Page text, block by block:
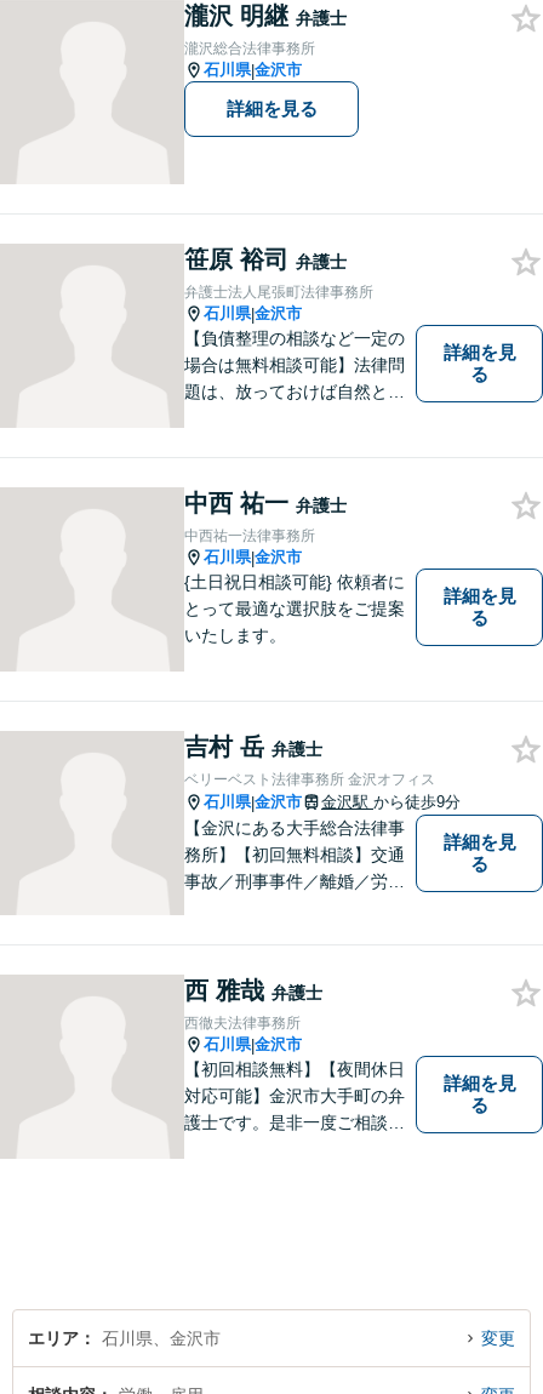
護士に話を聞いてもらうこと
でトラブル解決のきっかけを
つかむことができるかもしれ
ません。
瀧沢 明継 弁護士
瀧沢総合法律事務所
石川県|金沢市
詳細を見る
笹原 裕司 弁護士
弁護士法人尾張町法律事務所
石川県|金沢市
【負債整理の相談など一定の
場合は無料相談可能】法律問
題は、放っておけば自然と解
なります。 お気軽にご相談く
ださい。
詳細を見
る
中西 祐一 弁護士
中西祐一法律事務所
石川県|金沢市
{土日祝日相談可能} 依頼者に
とって最適な選択肢をご提案
いたします。
詳細を見
る
吉村 岳 弁護士
ベリーベスト法律事務所 金沢オフィス
石川県|金沢市 金沢駅 から徒歩9分
【金沢にある大手総合法律事
務所】【初回無料相談】交通
事故／刑事事件／離婚／労働
るように、努めてまいりま
す。お困りの際は、お気軽に
ご相談を！【お子様連れ可】
詳細を見
る
西 雅哉 弁護士
西徹夫法律事務所
石川県|金沢市
【初回相談無料】【夜間休日
対応可能】金沢市大手町の弁
護士です。是非一度ご相談く
詳細を見
る
エリア 石川県、金沢市 変更